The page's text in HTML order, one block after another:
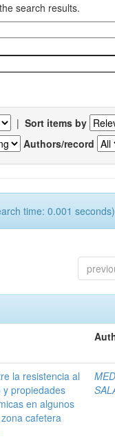
search results.
| Sort items by
Authors/record
time: 0.001
la resistencia al
propiedades
en algunos
cafetera